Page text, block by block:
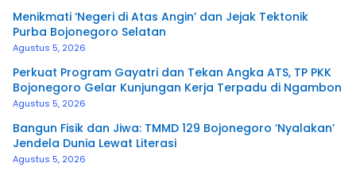
Menikmati ‘Negeri di Atas Angin’ dan Jejak Tektonik
Purba Bojonegoro Selatan
Agustus 5, 2026
Perkuat Program Gayatri dan Tekan Angka ATS, TP PKK
Bojonegoro Gelar Kunjungan Kerja Terpadu di Ngambon
Agustus 5, 2026
Bangun Fisik dan Jiwa: TMMD 129 Bojonegoro ‘Nyalakan’
Jendela Dunia Lewat Literasi
Agustus 5, 2026